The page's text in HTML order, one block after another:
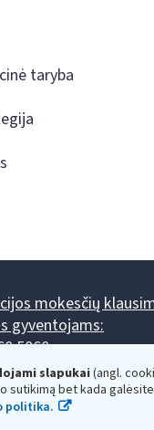
slapukai(angl.
sutikimą bet kada
politika.
taryba
mokesčių
gyventojams:
5060
I-IV 8.00-17.00, V
dieną - viena valanda
antrą penktadienį 8.00
Mano VMI